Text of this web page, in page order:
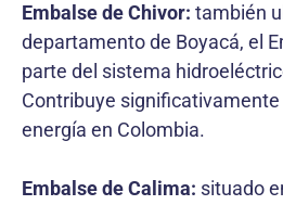
Embalse de Chivor: también
departamento de Boyacá, el
parte del sistema
Contribuye
energía en Colombia.
Embalse de Calima: situado